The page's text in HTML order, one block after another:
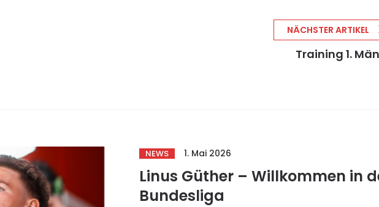
NÄCHSTER ARTIKEL
Training 1.
NEWS 1. Mai 2026
Linus Güther – Willkommen in
Bundesliga